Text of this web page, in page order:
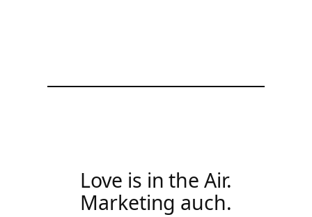
Love is in the Air.
Marketing auch.